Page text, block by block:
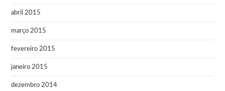
abril 2015
março 2015
fevereiro 2015
janeiro 2015
dezembro 2014